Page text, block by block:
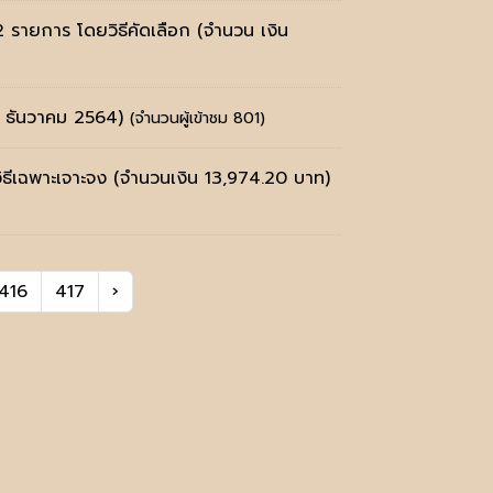
รายการ โดยวิธีคัดเลือก (จำนวน เงิน
นวาคม 2564) (จำนวนผู้เข้าชม 801)
พาะเจาะจง (จำนวนเงิน 13,974.20 บาท)
417 ›